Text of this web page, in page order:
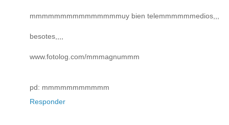
mmmmmmmmmmmmmmmuy bien telemmmmmmedios,,,
besotes,,,,
www.fotolog.com/mmmagnummm
pd: mmmmmmmmmmm
Responder